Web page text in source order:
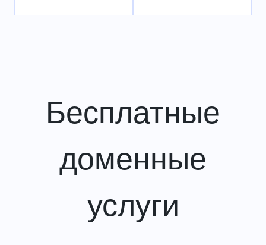
Бесплатные
доменные
услуги